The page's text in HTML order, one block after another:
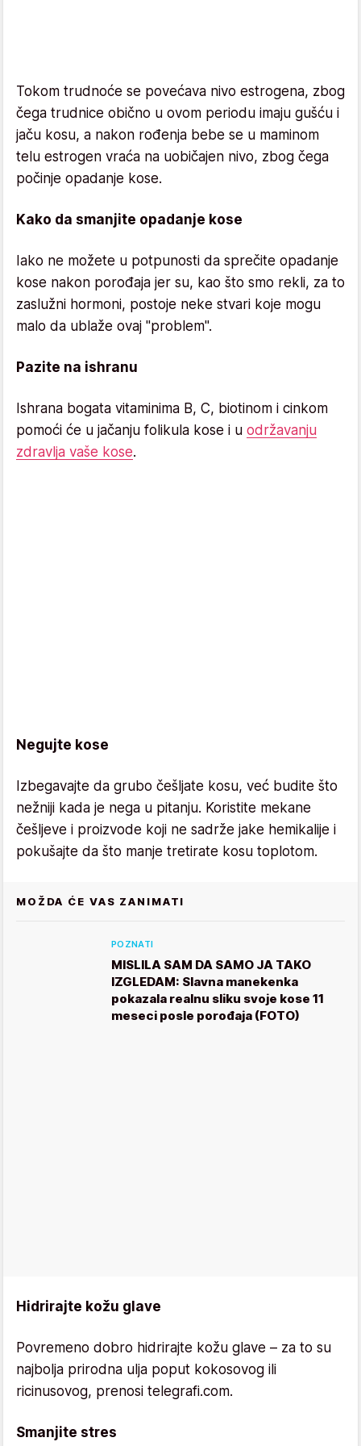
Tokom trudnoće se povećava nivo estrogena, zbog
čega trudnice obično u ovom periodu imaju gušću i
jaču kosu, a nakon rođenja bebe se u maminom
telu estrogen vraća na uobičajen nivo, zbog čega
počinje opadanje kose.
Kako da smanjite opadanje kose
Iako ne možete u potpunosti da sprečite opadanje
kose nakon porođaja jer su, kao što smo rekli, za to
zaslužni hormoni, postoje neke stvari koje mogu
malo da ublaže ovaj "problem".
Pazite na ishranu
Ishrana bogata vitaminima B, C, biotinom i cinkom
pomoći će u jačanju folikula kose i u održavanju
zdravlja vaše kose.
Negujte kose
Izbegavajte da grubo češljate kosu, već budite što
nežniji kada je nega u pitanju. Koristite mekane
češljeve i proizvode koji ne sadrže jake hemikalije i
pokušajte da što manje tretirate kosu toplotom.
MOŽDA ĆE VAS ZANIMATI
POZNATI
MISLILA SAM DA SAMO JA TAKO
IZGLEDAM: Slavna manekenka
pokazala realnu sliku svoje kose 11
meseci posle porođaja (FOTO)
Hidrirajte kožu glave
Povremeno dobro hidrirajte kožu glave – za to su
najbolja prirodna ulja poput kokosovog ili
ricinusovog, prenosi telegrafi.com.
Smanjite stres